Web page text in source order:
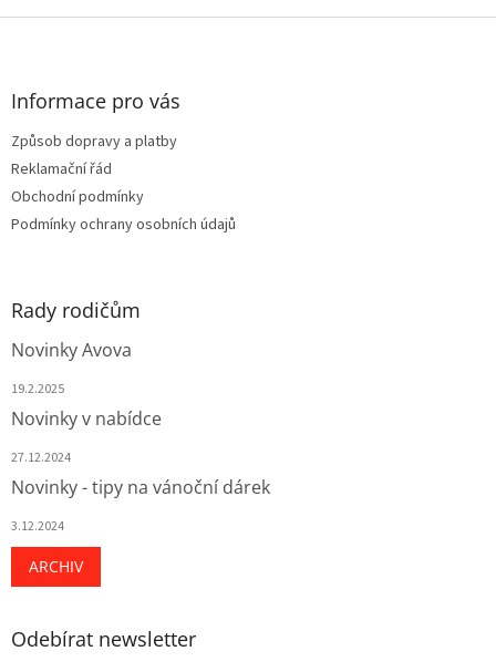
a
v
Z
Informace pro vás
Způsob dopravy a platby
Reklamační řád
Obchodní podmínky
Podmínky ochrany osobních údajů
Rady rodičům
Novinky Avova
19.2.2025
Novinky v nabídce
27.12.2024
Novinky - tipy na vánoční dárek
3.12.2024
ARCHIV
Odebírat newsletter